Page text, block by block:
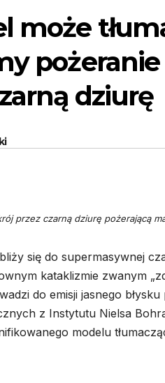
może
dziurę
przez czarną dziurę pożerającą
się do supermasywnej
kataklizmie zwanym
do emisji jasnego
z Instytutu Nielsa
modelu